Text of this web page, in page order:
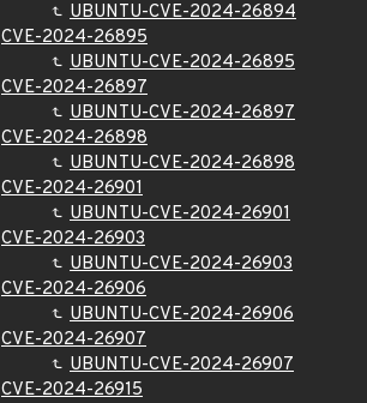
UBUNTU-CVE-2024-26894
CVE-2024-26895
UBUNTU-CVE-2024-26895
CVE-2024-26897
UBUNTU-CVE-2024-26897
CVE-2024-26898
UBUNTU-CVE-2024-26898
CVE-2024-26901
UBUNTU-CVE-2024-26901
CVE-2024-26903
UBUNTU-CVE-2024-26903
CVE-2024-26906
UBUNTU-CVE-2024-26906
CVE-2024-26907
UBUNTU-CVE-2024-26907
CVE-2024-26915